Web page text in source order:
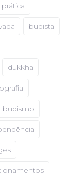
budista
dukkha
budismo